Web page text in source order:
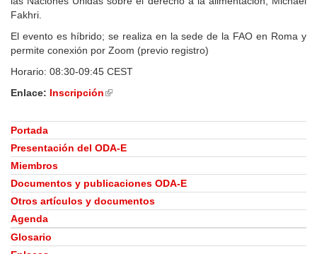
Fakhri.
El evento es híbrido; se realiza en la sede de la FAO en Roma y
permite conexión por Zoom (previo registro)
Horario: 08:30-09:45 CEST
Enlace: Inscripción(link
external)
Portada
Presentación del ODA-E
Miembros
Documentos y publicaciones ODA-E
Otros artículos y documentos
Agenda
Glosario